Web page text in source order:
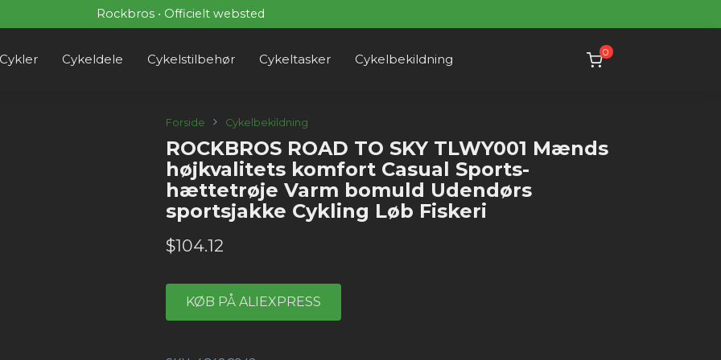
Rockbros • Officielt websted
Cykler Cykeldele Cykelstilbehør Cykeltasker Cykelbekildning 0
Forside Cykelbekildning
ROCKBROS ROAD TO SKY TLWY001 Mænds
højkvalitets komfort Casual Sports-
hættetrøje Varm bomuld Udendørs
sportsjakke Cykling Løb Fiskeri
$104.12
KØB PÅ ALIEXPRESS